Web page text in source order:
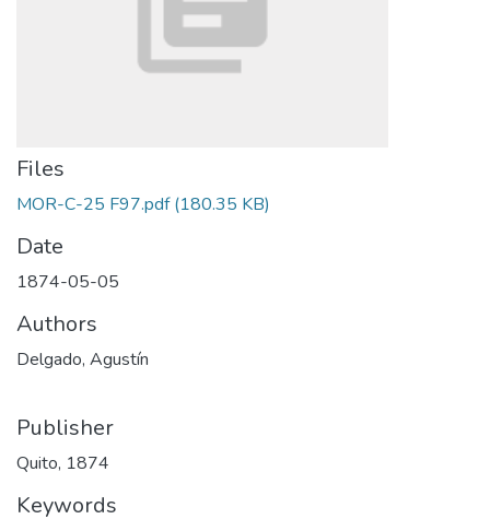
Files
MOR-C-25 F97.pdf(180.35 KB)
Date
1874-05-05
Authors
Delgado, Agustín
Publisher
Quito, 1874
Keywords